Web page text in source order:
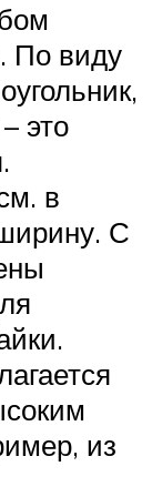
По виду
это
в
С
из